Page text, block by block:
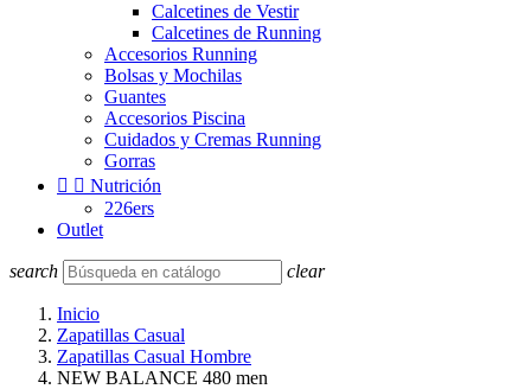
Calcetines de Vestir
Calcetines de Running
Accesorios Running
Bolsas y Mochilas
Guantes
Accesorios Piscina
Cuidados y Cremas Running
Gorras
  Nutrición
226ers
Outlet
search clear
Inicio
Zapatillas Casual
Zapatillas Casual Hombre
NEW BALANCE 480 men